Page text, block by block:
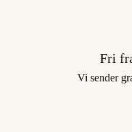
Fri
Vi sender